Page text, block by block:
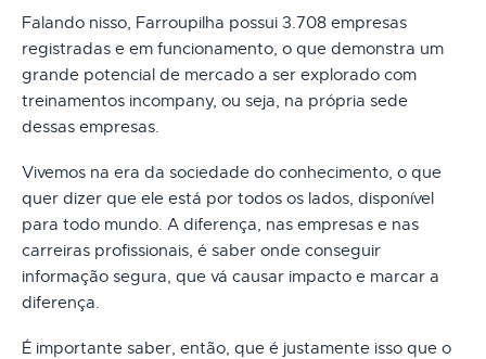
Falando nisso, Farroupilha possui 3.708 empresas
registradas e em funcionamento, o que demonstra um
grande potencial de mercado a ser explorado com
treinamentos incompany, ou seja, na própria sede
dessas empresas.
Vivemos na era da sociedade do conhecimento, o que
quer dizer que ele está por todos os lados, disponível
para todo mundo. A diferença, nas empresas e nas
carreiras profissionais, é saber onde conseguir
informação segura, que vá causar impacto e marcar a
diferença.
É importante saber, então, que é justamente isso que o